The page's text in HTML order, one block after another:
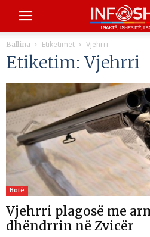
Ballina Etiketimet Vjehrri
Etiketim: Vjehrri
Botë
Vjehrri plagosë me
dhëndrrin në Zvicër